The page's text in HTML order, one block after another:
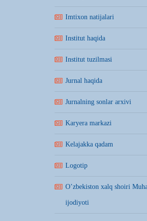
Imtixon natijalari
Institut haqida
Institut tuzilmasi
Jurnal haqida
Jurnalning sonlar arxivi
Karyera markazi
Kelajakka qadam
Logotip
O’zbekiston xalq shoiri
ijodiyoti